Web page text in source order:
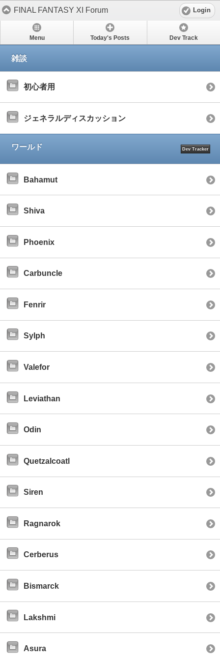
FINAL FANTASY XI Forum Login
Menu Today's Posts Dev Track
雑談
初心者用
ジェネラルディスカッション
ワールド Dev Tracker
Bahamut
Shiva
Phoenix
Carbuncle
Fenrir
Sylph
Valefor
Leviathan
Odin
Quetzalcoatl
Siren
Ragnarok
Cerberus
Bismarck
Lakshmi
Asura